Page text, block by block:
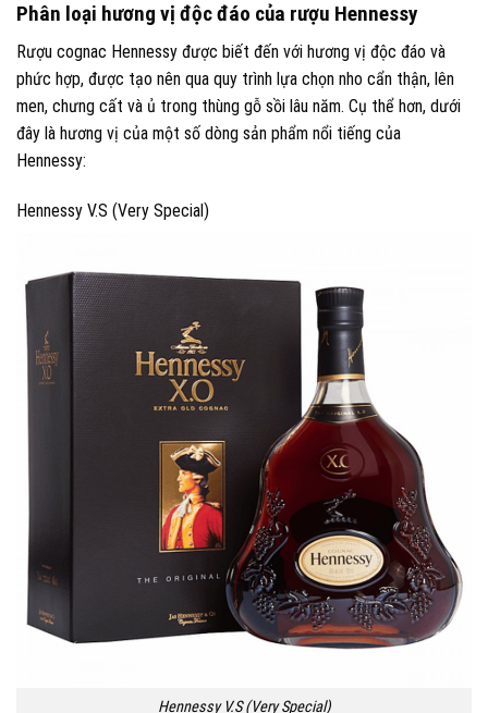
Phân loại hương vị độc đáo của rượu Hennessy
Rượu cognac Hennessy được biết đến với hương vị độc đáo và
phức hợp, được tạo nên qua quy trình lựa chọn nho cẩn thận, lên
men, chưng cất và ủ trong thùng gỗ sồi lâu năm. Cụ thể hơn, dưới
đây là hương vị của một số dòng sản phẩm nổi tiếng của
Hennessy:
Hennessy V.S (Very Special)
Hennessy V.S (Very Special)